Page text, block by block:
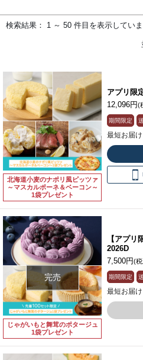
検索結果： 1 ～ 50 件目を表示していま
北海道小麦のナポリ風ピッツァ
～マスカルポーネ＆ベーコン～
1袋プレゼント
アプリ限
12,096円(
期間限定
最短お届
完売
じゃがいもと舞茸のポタージュ
1袋プレゼント
【アプ
2026D
7,500円(
期間限定
最短お届け